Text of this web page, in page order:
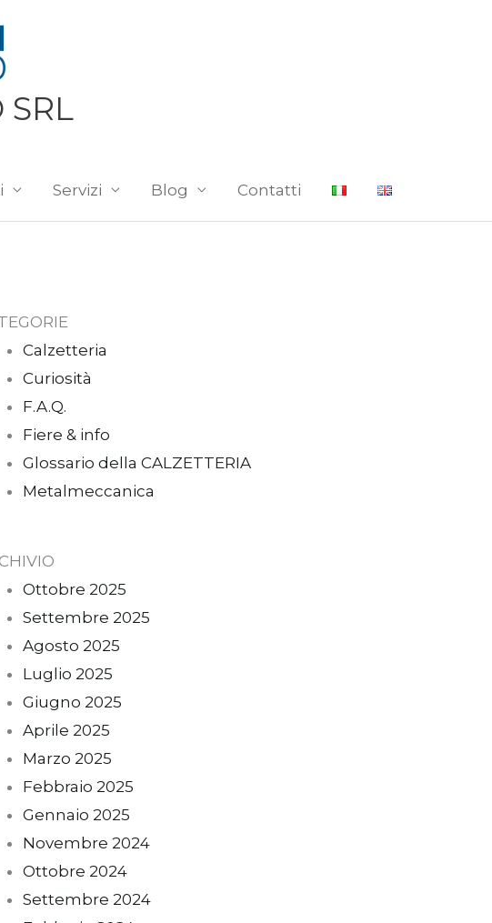
SRL
Servizi Blog Contatti
Calzetteria
Curiosità
F.A.Q.
Fiere & info
Glossario della CALZETTERIA
Metalmeccanica
Ottobre 2025
Settembre 2025
Agosto 2025
Luglio 2025
Giugno 2025
Aprile 2025
Marzo 2025
Febbraio 2025
Gennaio 2025
Novembre 2024
Ottobre 2024
Settembre 2024